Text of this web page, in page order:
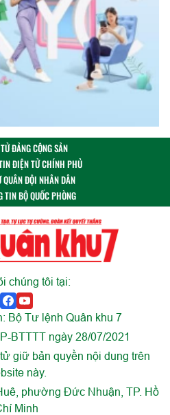
ĐẢNG CỘNG SẢN
ĐIỆN TỬ CHÍNH PHỦ
ĐỘI NHÂN DÂN
TIN BỘ QUỐC PHÒNG
chúng tôi tại:
Bộ Tư lệnh Quân khu 7
BTTTT ngày 28/07/2021
giữ bản quyền nội dung trên
này.
phường Đức Nhuận, TP. Hồ
Minh